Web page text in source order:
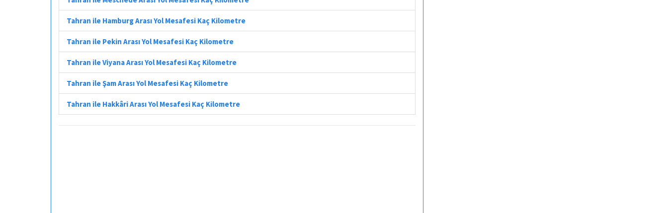
Tahran ile Hamburg Arası Yol Mesafesi Kaç Kilometre
Tahran ile Pekin Arası Yol Mesafesi Kaç Kilometre
Tahran ile Viyana Arası Yol Mesafesi Kaç Kilometre
Tahran ile Şam Arası Yol Mesafesi Kaç Kilometre
Tahran ile Hakkâri Arası Yol Mesafesi Kaç Kilometre